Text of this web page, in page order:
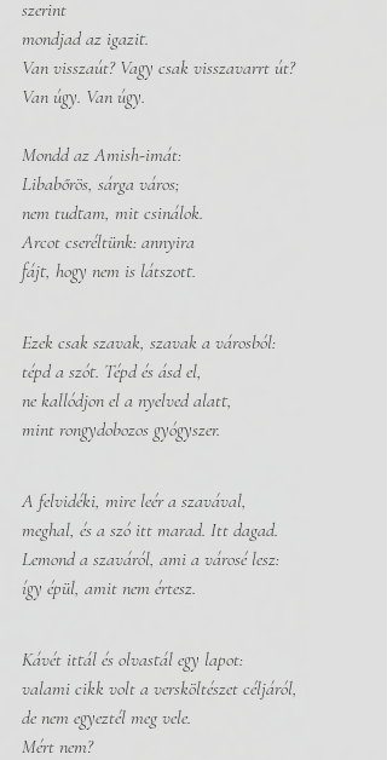
szerint
mondjad az igazit.
Van visszaút? Vagy csak visszavarrt út?
Van úgy. Van úgy.
Mondd az Amish-imát:
Libabőrös, sárga város;
nem tudtam, mit csinálok.
Arcot cseréltünk: annyira
fájt, hogy nem is látszott.
Ezek csak szavak, szavak a városból:
tépd a szót. Tépd és ásd el,
ne kallódjon el a nyelved alatt,
mint rongydobozos gyógyszer.
A felvidéki, mire leér a szavával,
meghal, és a szó itt marad. Itt dagad.
Lemond a szaváról, ami a városé lesz:
így épül, amit nem értesz.
Kávét ittál és olvastál egy lapot:
valami cikk volt a versköltészet céljáról,
de nem egyeztél meg vele.
Mért nem?